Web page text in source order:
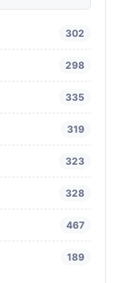
302
298
335
319
323
328
467
189